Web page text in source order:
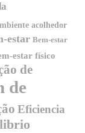
acolhedor
estar Bem-estar
estar físico
de
de
Eficiencia